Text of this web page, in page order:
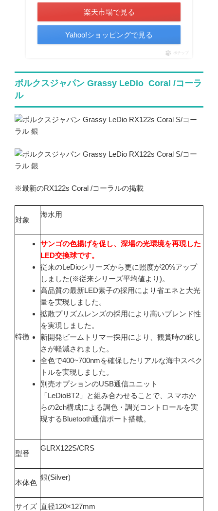
楽天市場で見る
Yahoo!ショッピングで見る
ポチップ
ボルクスジャパン Grassy LeDio Coral /コーラ
ル
※最新のRX122s Coral /コーラルの掲載
対象
海水用
特徴
サンゴの色揚げを促し、深場の光環境を再現した
LED交換球です。
従来のLeDioシリーズから更に照度が20%アップ
しました(※従来シリーズ平均値より)。
高品質の最新LED素子の採用により省エネと大光
量を実現しました。
拡散プリズムレンズの採用により高いブレンド性
を実現しました。
新開発ビームトリマー採用により、観賞時の眩し
さが軽減されました。
全色で400~700nmを確保したリアルな海中スペク
トルを実現しました。
別売オプションのUSB通信ユニット
「LeDioBT2」と組み合わせることで、スマホか
らの2ch構成による調色・調光コントロールを実
現するBluetooth通信ポート搭載。
型番
GLRX122S/CRS
本体色
銀(Silver)
サイズ 直径120×127mm